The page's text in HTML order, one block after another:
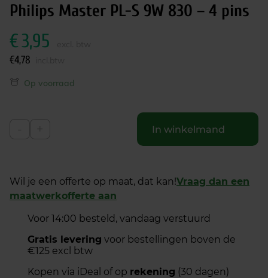
Philips Master PL-S 9W 830 – 4 pins
€3,95
€4,78
Op voorraad
In winkelmand
Wil je een offerte op maat, dat kan!Vraag dan een
maatwerkofferte aan
Voor 14:00 besteld, vandaag verstuurd
Gratis levering voor bestellingen boven de
€125 excl btw
Kopen via iDeal of op rekening (30 dagen)